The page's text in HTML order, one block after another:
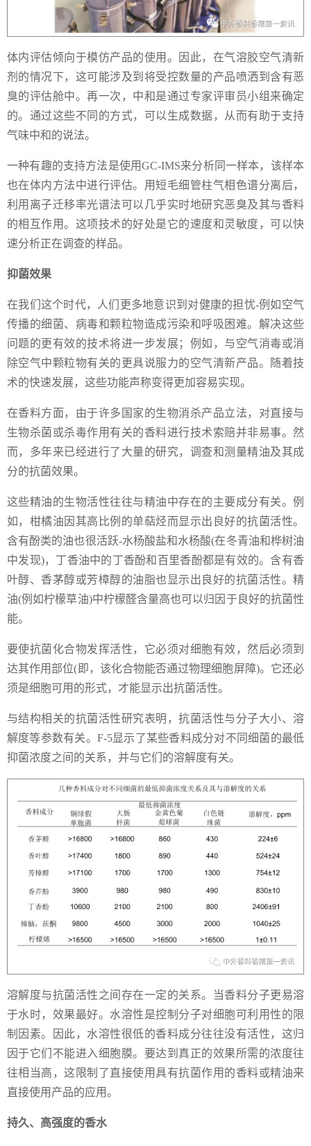
体内评估倾向于模仿产品的使用。因此，在气溶胶空气清新
剂的情况下，这可能涉及到将受控数量的产品喷洒到含有恶
臭的评估舱中。再一次，中和是通过专家评审员小组来确定
的。通过这些不同的方式，可以生成数据，从而有助于支持
气味中和的说法。
一种有趣的支持方法是使用GC-IMS来分析同一样本，该样本
也在体内方法中进行评估。用短毛细管柱气相色谱分离后，
利用离子迁移率光谱法可以几乎实时地研究恶臭及其与香料
的相互作用。这项技术的好处是它的速度和灵敏度，可以快
速分析正在调查的样品。
抑菌效果
在我们这个时代，人们更多地意识到对健康的担忧-例如空气
传播的细菌、病毒和颗粒物造成污染和呼吸困难。解决这些
问题的更有效的技术将进一步发展；例如，与空气消毒或消
除空气中颗粒物有关的更具说服力的空气清新产品。随着技
术的快速发展，这些功能声称变得更加容易实现。
在香料方面，由于许多国家的生物消杀产品立法，对直接与
生物杀菌或杀毒作用有关的香料进行技术索赔并非易事。然
而，多年来已经进行了大量的研究，调查和测量精油及其成
分的抗菌效果。
这些精油的生物活性往往与精油中存在的主要成分有关。例
如，柑橘油因其高比例的单萜烃而显示出良好的抗菌活性。
含有酚类的油也很活跃-水杨酸盐和水杨酸(在冬青油和桦树油
中发现)，丁香油中的丁香酚和百里香酚都是有效的。含有香
叶醇、香茅醇或芳樟醇的油脂也显示出良好的抗菌活性。精
油(例如柠檬草油)中柠檬醛含量高也可以归因于良好的抗菌性
能。
要使抗菌化合物发挥活性，它必须对细胞有效，然后必须到
达其作用部位(即，该化合物能否通过物理细胞屏障)。它还必
须是细胞可用的形式，才能显示出抗菌活性。
与结构相关的抗菌活性研究表明，抗菌活性与分子大小、溶
解度等参数有关。F-5显示了某些香料成分对不同细菌的最低
抑菌浓度之间的关系，并与它们的溶解度有关。
溶解度与抗菌活性之间存在一定的关系。当香料分子更易溶
于水时，效果最好。水溶性是控制分子对细胞可利用性的限
制因素。因此，水溶性很低的香料成分往往没有活性，这归
因于它们不能进入细胞膜。要达到真正的效果所需的浓度往
往相当高，这限制了直接使用具有抗菌作用的香料或精油来
直接使用产品的应用。
持久、高强度的香水